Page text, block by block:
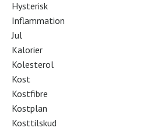
Hysterisk
Inflammation
Jul
Kalorier
Kolesterol
Kost
Kostfibre
Kostplan
Kosttilskud